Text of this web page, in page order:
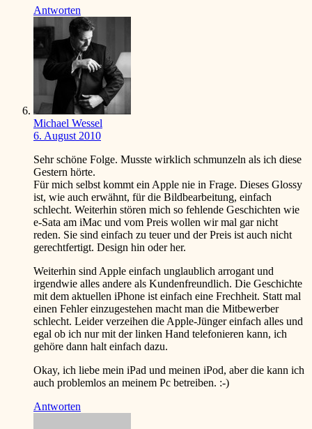
Antworten
Michael Wessel
6. August 2010
Sehr schöne Folge. Musste wirklich schmunzeln als ich diese
Gestern hörte.
Für mich selbst kommt ein Apple nie in Frage. Dieses Glossy
ist, wie auch erwähnt, für die Bildbearbeitung, einfach
schlecht. Weiterhin stören mich so fehlende Geschichten wie
e-Sata am iMac und vom Preis wollen wir mal gar nicht
reden. Sie sind einfach zu teuer und der Preis ist auch nicht
gerechtfertigt. Design hin oder her.
Weiterhin sind Apple einfach unglaublich arrogant und
irgendwie alles andere als Kundenfreundlich. Die Geschichte
mit dem aktuellen iPhone ist einfach eine Frechheit. Statt mal
einen Fehler einzugestehen macht man die Mitbewerber
schlecht. Leider verzeihen die Apple-Jünger einfach alles und
egal ob ich nur mit der linken Hand telefonieren kann, ich
gehöre dann halt einfach dazu.
Okay, ich liebe mein iPad und meinen iPod, aber die kann ich
auch problemlos an meinem Pc betreiben. :-)
Antworten